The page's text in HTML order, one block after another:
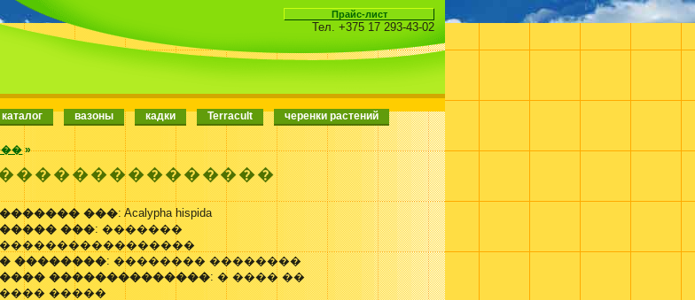
Тел. +375 17 293-43-02
каталог вазоны кадки Terracult черенки растений
»
���: Acalypha hispida
���: �������
��������: �������� ��������
��������������: � ���� ��
�����